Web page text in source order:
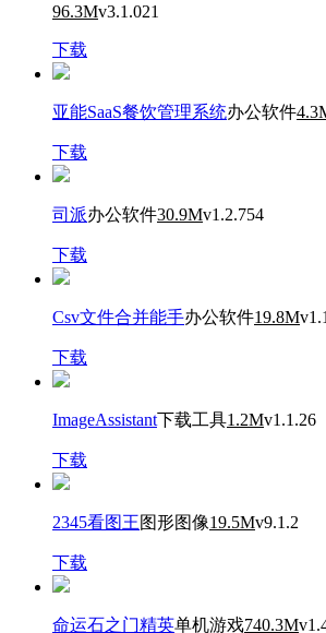
96.3Mv3.1.021
下载
亚能SaaS餐饮管理系统办公软件
下载
司派办公软件30.9Mv1.2.754
下载
Csv文件合并能手办公软件19.8Mv1.1
下载
ImageAssistant下载工具1.2Mv1.1.26
下载
2345看图王图形图像19.5Mv9.1.2
下载
命运石之门精英单机游戏740.3M